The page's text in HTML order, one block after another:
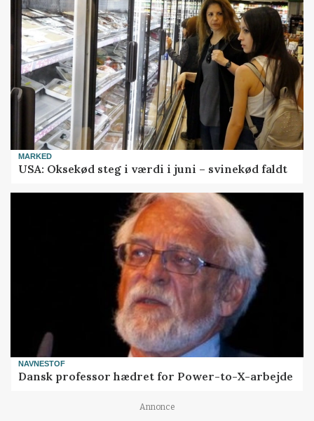
MARKED
USA: Oksekød steg i værdi i juni – svinekød faldt
NAVNESTOF
Dansk professor hædret for Power-to-X-arbejde
Annonce